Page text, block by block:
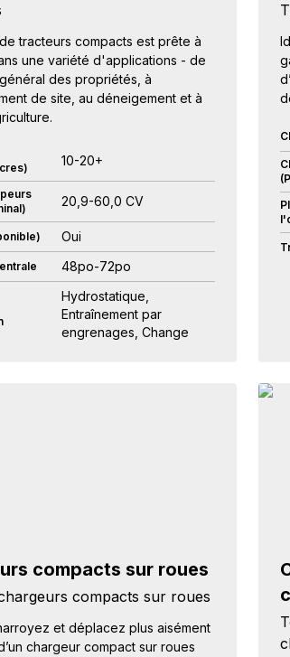
tracteurs compacts est prête à
une variété d'applications - de
des propriétés, à
de site, au déneigement et à
10-20+
20,9-60,0 CV
Oui
48po-72po
Hydrostatique,
Entraînement par
engrenages, Change
compacts sur roues
compacts sur roues
et déplacez plus aisément
chargeur compact sur roues